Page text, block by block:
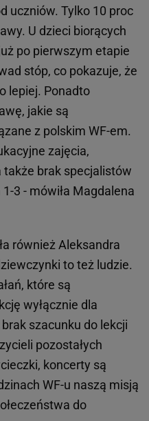
uczniów. Tylko 10 proc
U dzieci biorących
po pierwszym etapie
stóp, co pokazuje, że
lepiej. Ponadto
jakie są
z polskim WF-em.
zajęcia,
brak specjalistów
3 - mówiła Magdalena
również Aleksandra
to też ludzie.
które są
wyłącznie dla
szacunku do lekcji
pozostałych
koncerty są
WF-u naszą misją
do